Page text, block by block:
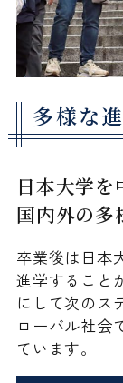
多様な
日本大学を
国内外の多
卒業後は日本
進学すること
にして次のス
ローバル社会
ています。